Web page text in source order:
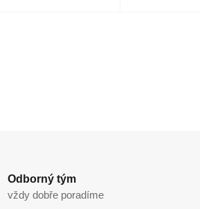
Odborný tým
vždy dobře poradíme